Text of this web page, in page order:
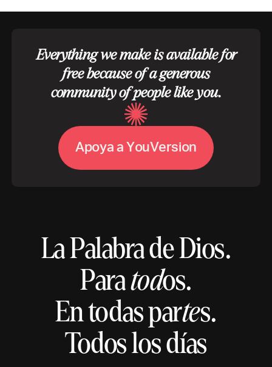
Everything we make is available for
free because of a generous
community of people like you.
ApoyaaYouVersion
La Palabra de Dios.
Paratodos.
En todas partes.
Todos los días